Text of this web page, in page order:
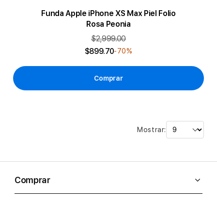
Funda Apple iPhone XS Max Piel Folio
Rosa Peonia
$2,999.00
$899.70-70%
Comprar
Mostrar:
Comprar